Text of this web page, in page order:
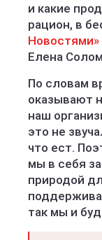
и какие
рацион, в
Новостями»
Елена
По словам
оказывают
наш
это не
что ест.
мы в себя
природой
так мы и